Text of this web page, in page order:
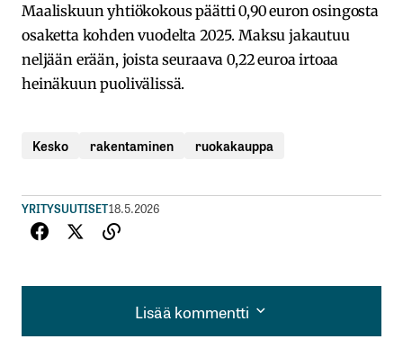
Maaliskuun yhtiökokous päätti 0,90 euron osingosta
osaketta kohden vuodelta 2025. Maksu jakautuu
neljään erään, joista seuraava 0,22 euroa irtoaa
heinäkuun puolivälissä.
Kesko rakentaminen ruokakauppa
YRITYSUUTISET18.5.2026
Lisää kommentti
Lisää kommentti